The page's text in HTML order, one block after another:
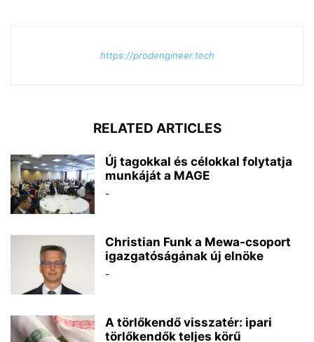
https://prodengineer.tech
RELATED ARTICLES
Új tagokkal és célokkal folytatja
munkáját a MAGE
-
Christian Funk a Mewa-csoport
igazgatóságának új elnöke
-
A törlőkendő visszatér: ipari
törlőkendők teljes körű